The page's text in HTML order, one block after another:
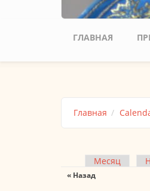
ГЛАВНАЯ
Главная
Главные
Месяц
« Назад